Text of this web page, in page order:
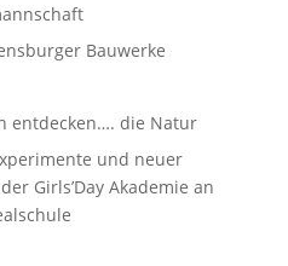
Bauwerke
entdecken…. die Natur
und neuer
Girls’Day Akademie an